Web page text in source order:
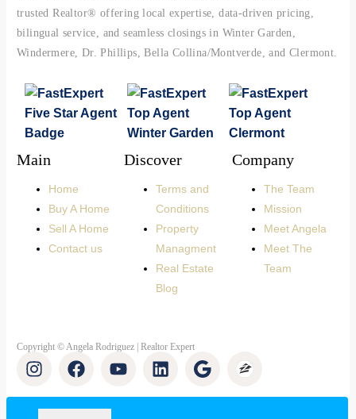
trusted Realtor® offering local expertise, data-driven pricing,
bilingual service, and seamless closings in Winter Garden,
Windermere, Dr. Phillips, Bella Collina/Montverde, and Clermont.
Main
Home
Buy A Home
Sell A Home
Contact us
Discover
Terms and
Conditions
Property
Managment
Real Estate
Blog
Company
The Team
Mission
Meet Angela
Meet The
Team
Copyright © Angela Rodriguez | Realtor Expert